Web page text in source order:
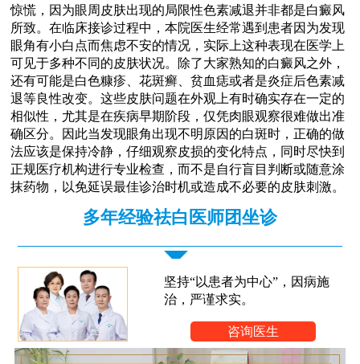
惊慌，因为眼周皮肤出现的局限性色素减退并非都是白癜风
所致。在临床接诊过程中，本院医生经常遇到患者因为发现
眼角有小白点而焦虑不安的情况，实际上这种表现在医学上
可见于多种不同的皮肤状况。除了大家熟知的白癜风之外，
还有可能是白色糠疹、花斑癣、贫血痣或者是炎症后色素减
退等良性改变。这些皮肤问题在外观上有时确实存在一定的
相似性，尤其是在疾病早期阶段，仅凭肉眼观察很难做出准
确区分。因此当发现眼角出现不明原因的白斑时，正确的做
法应该是保持冷静，仔细观察皮损的变化特点，同时尽快到
正规医疗机构进行专业检查，而不是自行盲目判断或随意涂
抹药物，以免延误最佳诊治时机或造成不必要的皮肤刺激。
多年经验祛白医师团坐诊
坚持“以患者为中心”，因病施
治，严谨求实。
咨询医生